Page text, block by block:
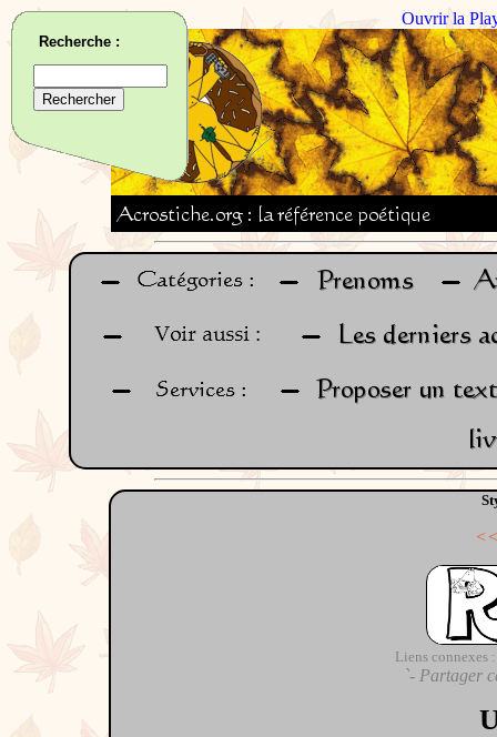
Ouvrir la
Liens connexes :
`- Partager
Recherche :